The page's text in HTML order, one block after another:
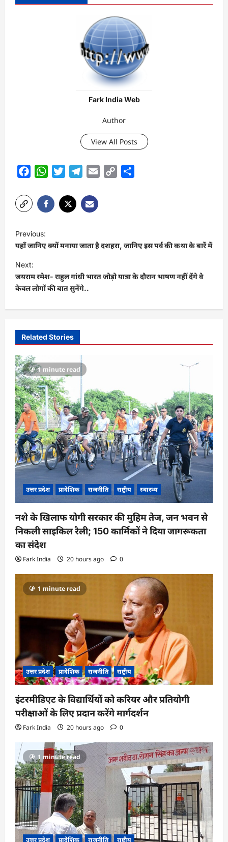
Fark India Web
Author
View All Posts
FacebookWhatsAppTwitterTelegram
Email
Copy
o
s
t
n
a
g
a
t
i
o
n
Previous:
यहाँ जानिए क्यों मनाया जाता है दशहरा, जानिए इस पर्व की कथा के बारें में
Next:
जयराम रमेश- राहुल गांधी भारत जोड़ो यात्रा के दौरान भाषण नहीं देंगे वे
केवल लोगों की बात सुनेंगे..
Related Stories
1 minute read
उत्तर प्रदेश प्रादेशिक राजनीति राष्ट्रीय स्वास्थ्य
नशे के खिलाफ योगी सरकार की मुहिम तेज, जन भवन से
निकली साइकिल रैली; 150 कार्मिकों ने दिया जागरूकता
का संदेश
Fark India 20 hours ago 0
1 minute read
उत्तर प्रदेश प्रादेशिक राजनीति राष्ट्रीय
इंटरमीडिएट के विद्यार्थियों को करियर और प्रतियोगी
परीक्षाओं के लिए प्रदान करेंगे मार्गदर्शन
Fark India 20 hours ago 0
1 minute read
उत्तर प्रदेश प्रादेशिक राजनीति राष्ट्रीय